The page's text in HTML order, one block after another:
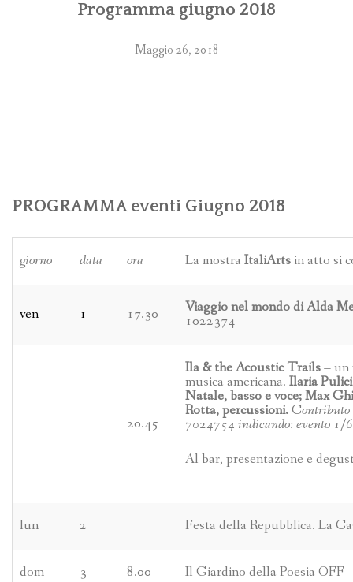
Programma giugno 2018
Maggio 26, 2018
PROGRAMMA eventi Giugno 2018
giorno data ora La mostra ItaliArtsin atto si
ven 1 17.30 Viaggio nel mondo di Alda
1022374
20.45
Ila & the Acoustic Trails– un
musica americana. Ilaria
Natale, basso e voce; Max
Rotta, percussioni.Contributo
7024754 indicando: evento 1/
Al bar, presentazione e
lun 2 Festa della Repubblica. La
dom 3 8.00 Il Giardino della Poesia OFF